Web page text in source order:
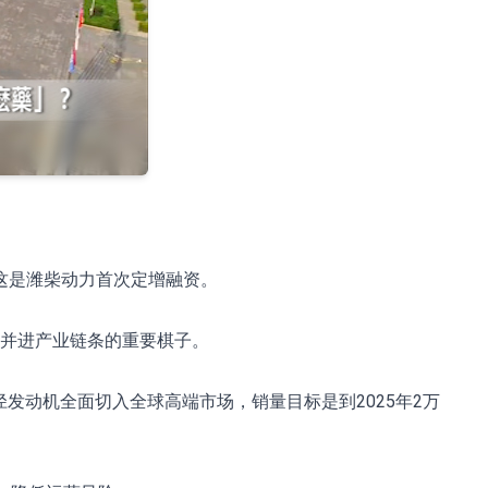
潍柴动力首次定增融资。
进产业链条的重要棋子。
动机全面切入全球高端市场，销量目标是到2025年2万